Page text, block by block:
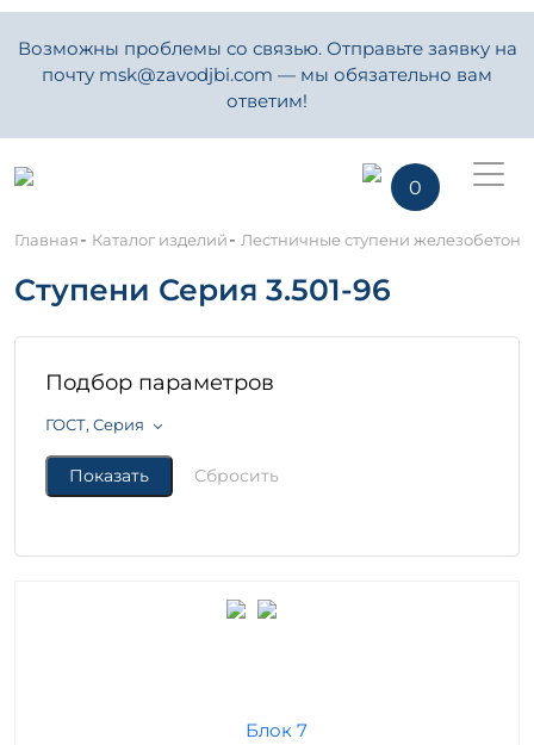
Возможны проблемы со связью. Отправьте заявку на
почту msk@zavodjbi.com — мы обязательно вам
ответим!
0
Главная- Каталог изделий- Лестничные ступени
Ступени Серия 3.501-96
Подбор параметров
ГОСТ, Серия